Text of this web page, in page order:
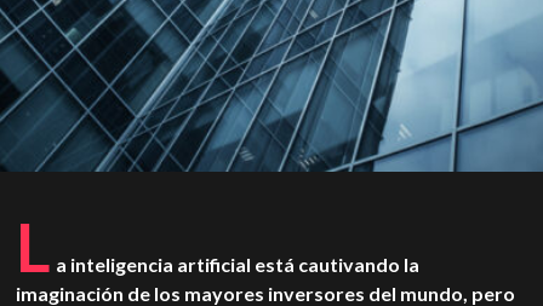
L a inteligencia artificial está cautivando la
imaginación de los mayores inversores del mundo, pero